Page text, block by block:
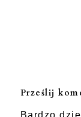
Prześlij
Bardzo